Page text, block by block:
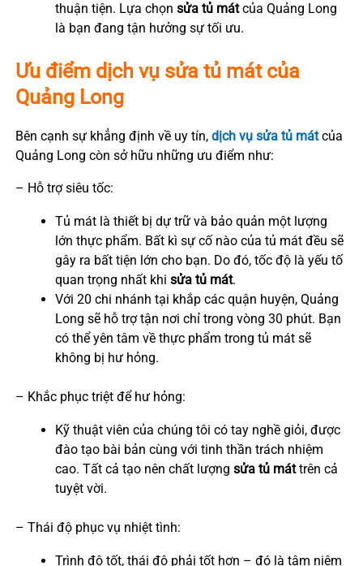
thuận tiện. Lựa chọnsửa tủ mátcủa Quảng Long
là bạn đang tận hưởng sự tối ưu.
Ưu điểm dịch vụ sửa tủ mát của
Quảng Long
Bên cạnh sự khẳng định về uy tín, dịch vụ sửa tủ mátcủa
Quảng Long còn sở hữu những ưu điểm như:
– Hỗ trợ siêu tốc:
Tủ mát là thiết bị dự trữ và bảo quản một lượng
lớn thực phẩm. Bất kì sự cố nào của tủ mát đều sẽ
gây ra bất tiện lớn cho bạn. Do đó, tốc độ là yếu tố
quan trọng nhất khisửa tủ mát.
Với 20 chi nhánh tại khắp các quận huyện, Quảng
Long sẽ hỗ trợ tận nơi chỉ trong vòng 30 phút. Bạn
có thể yên tâm về thực phẩm trong tủ mát sẽ
không bị hư hỏng.
– Khắc phục triệt để hư hỏng:
Kỹ thuật viên của chúng tôi có tay nghề giỏi, được
đào tạo bài bản cùng với tinh thần trách nhiệm
cao. Tất cả tạo nên chất lượngsửa tủ máttrên cả
tuyệt vời.
– Thái độ phục vụ nhiệt tình:
Trình độ tốt, thái độ phải tốt hơn – đó là tâm niệm